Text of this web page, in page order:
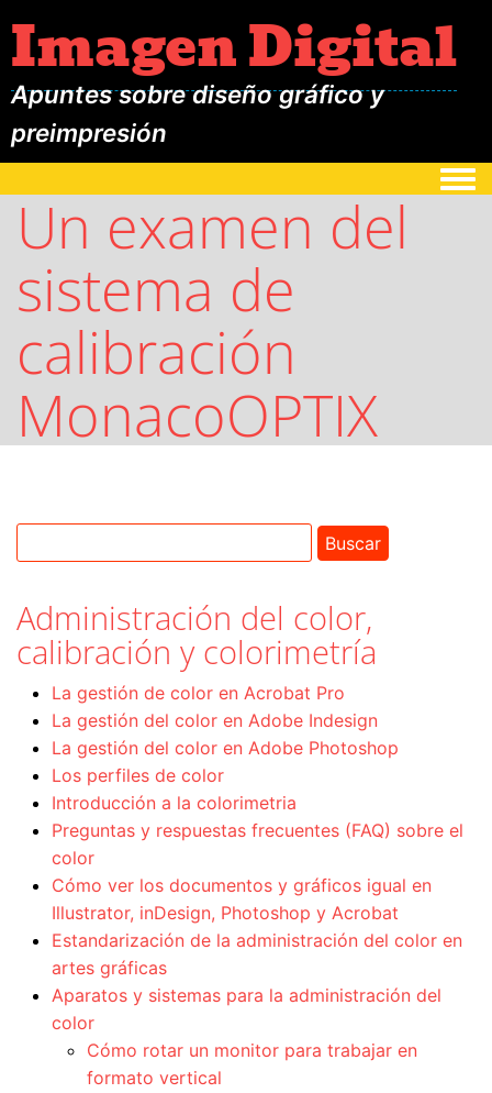
Imagen Digital
Apuntes sobre diseño gráfico y
preimpresión
Un examen del
sistema de
calibración
MonacoOPTIX
Administración del color,
calibración y colorimetría
La gestión de color en Acrobat Pro
La gestión del color en Adobe Indesign
La gestión del color en Adobe Photoshop
Los perfiles de color
Introducción a la colorimetria
Preguntas y respuestas frecuentes (FAQ) sobre el
color
Cómo ver los documentos y gráficos igual en
Illustrator, inDesign, Photoshop y Acrobat
Estandarización de la administración del color en
artes gráficas
Aparatos y sistemas para la administración del
color
Cómo rotar un monitor para trabajar en
formato vertical